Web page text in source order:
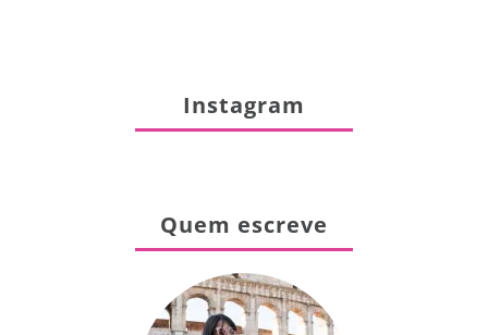
Instagram
Quem escreve